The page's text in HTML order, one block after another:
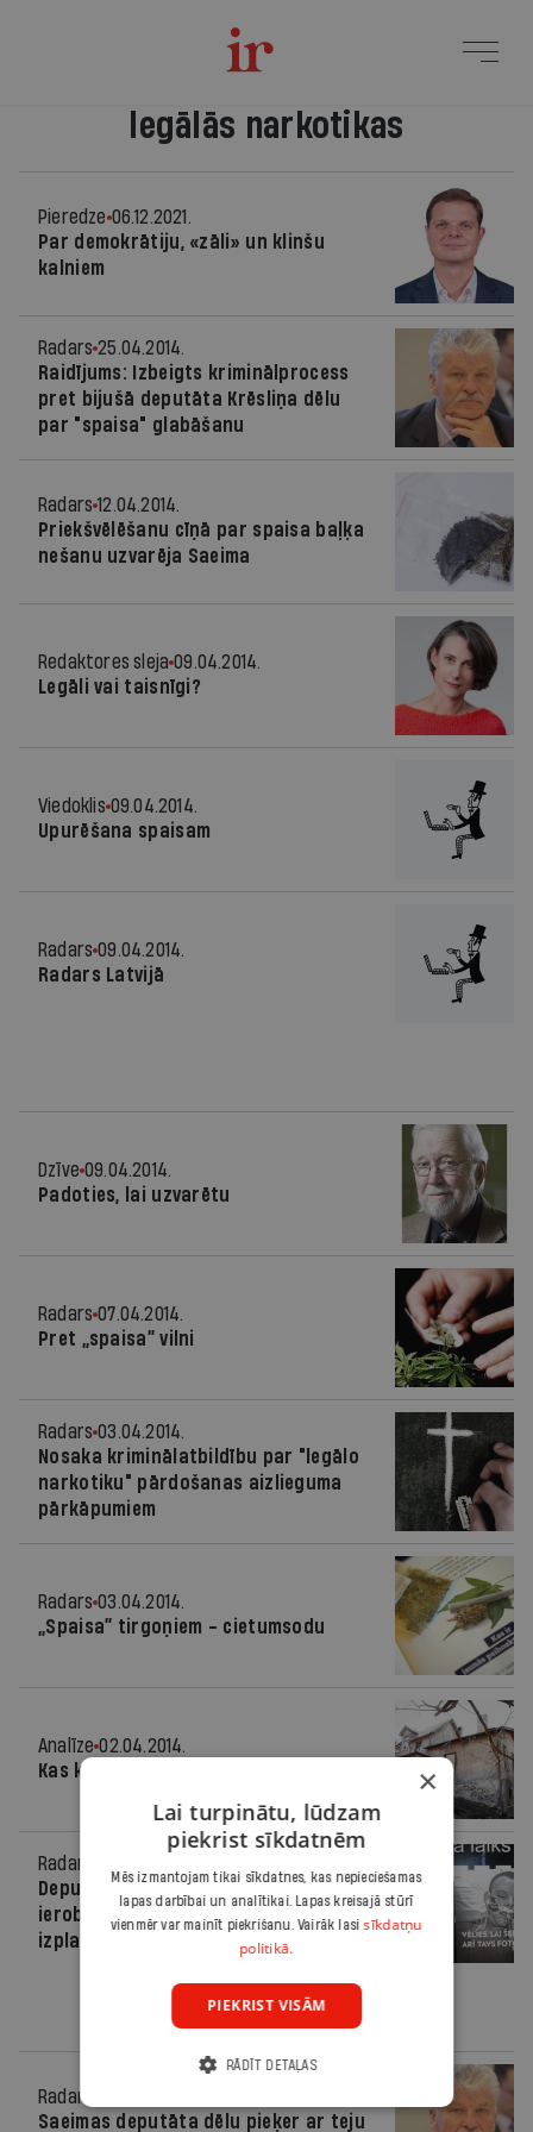
legālās narkotikas
Pieredze 06.12.2021.
Par demokrātiju, «zāli» un klinšu
kalniem
Radars 25.04.2014.
Raidījums: Izbeigts kriminālprocess
pret bijušā deputāta Krēsliņa dēlu
par "spaisa" glabāšanu
Radars 12.04.2014.
Priekšvēlēšanu cīņā par spaisa baļķa
nešanu uzvarēja Saeima
Redaktores sleja 09.04.2014.
Legāli vai taisnīgi?
Viedoklis 09.04.2014.
Upurēšana spaisam
Radars 09.04.2014.
Radars Latvijā
Dzīve 09.04.2014.
Padoties, lai uzvarētu
Radars 07.04.2014.
Pret „spaisa” vilni
Radars 03.04.2014.
Nosaka kriminālatbildību par "legālo
narkotiku" pārdošanas aizlieguma
pārkāpumiem
Radars 03.04.2014.
„Spaisa” tirgoņiem - cietumsodu
Analīze 02.04.2014.
Kas kontrolē spaisa tirgu?
Radars
Deputāti vienojas par jauniem
ierobežojumiem "legālo narkotiku"
izplatīšanai
Radars
Saeimas deputāta dēlu pieķer ar teju
×
Lai turpinātu, lūdzam
piekrist sīkdatnēm
Mēs izmantojam tikai sīkdatnes, kas nepieciešamas
lapas darbībai un analītikai. Lapas kreisajā stūrī
vienmēr var mainīt piekrišanu. Vairāk lasisīkdatņu
politikā.
PIEKRIST VISĀM
RĀDĪT DETAĻAS